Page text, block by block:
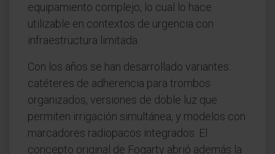
equipamiento complejo, lo cual lo hace
utilizable en contextos de urgencia con
infraestructura limitada.
Con los años se han desarrollado variantes:
catéteres de adherencia para trombos
organizados, versiones de doble luz que
permiten irrigación simultánea, y modelos con
marcadores radiopacos integrados. El
concepto original de Fogarty abrió además la